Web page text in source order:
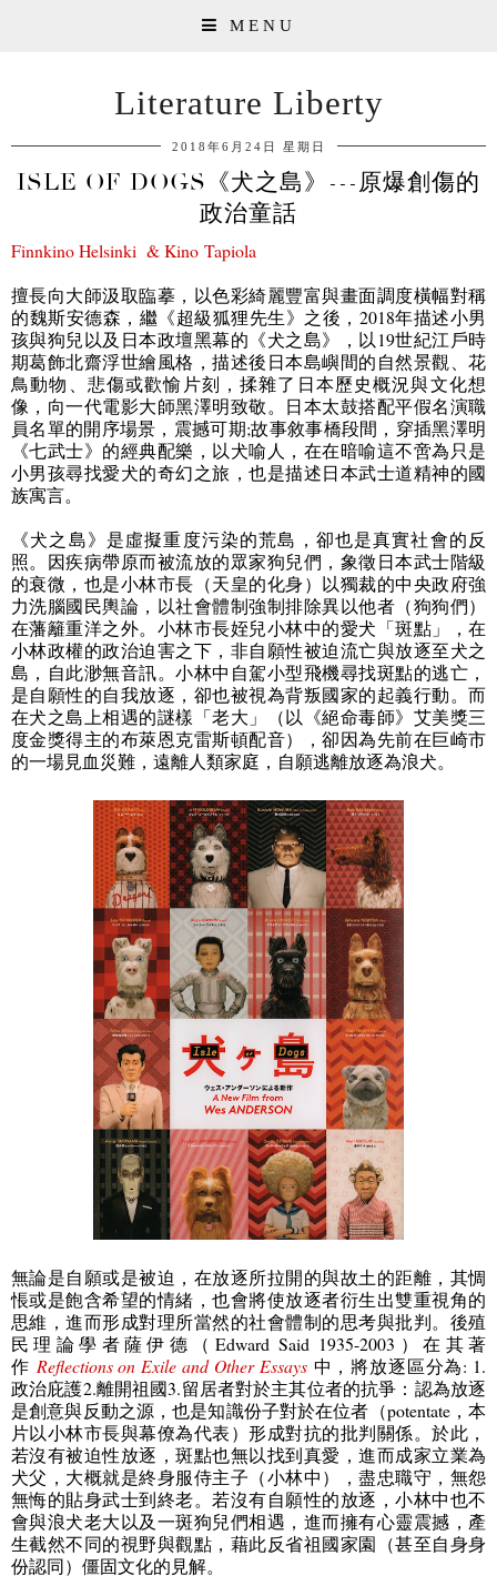
MENU
Literature Liberty
2018年6月24日 星期日
ISLE OF DOGS《犬之島》---原爆創傷的
政治童話
Finnkino Helsinki & Kino Tapiola
擅長向大師汲取臨摹，以色彩綺麗豐富與畫面調度橫幅對稱
的魏斯安德森，繼《超級狐狸先生》之後， 2018年描述小男
孩與狗兒以及日本政壇黑幕的《犬之島》，以 19世紀江戶時
期葛飾北齋浮世繪風格，描述後日本島嶼間的自然景觀、花
鳥動物、悲傷或歡愉片刻，揉雜了日本歷史概況與文化想
像，向一代電影大師黑澤明致敬。日本太鼓搭配平假名演職
員名單的開序場景，震撼可期;故事敘事橋段間，穿插黑澤明
《七武士》的經典配樂，以犬喻人，在在暗喻這不啻為只是
小男孩尋找愛犬的奇幻之旅，也是描述日本武士道精神的國
族寓言。
《犬之島》是虛擬重度污染的荒島，卻也是真實社會的反
照。因疾病帶原而被流放的眾家狗兒們，象徵日本武士階級
的衰微，也是小林市長（天皇的化身）以獨裁的中央政府強
力洗腦國民輿論，以社會體制強制排除異以他者（狗狗們）
在藩籬重洋之外。小林市長姪兒小林中的愛犬「斑點」，在
小林政權的政治迫害之下，非自願性被迫流亡與放逐至犬之
島，自此渺無音訊。小林中自駕小型飛機尋找斑點的逃亡，
是自願性的自我放逐，卻也被視為背叛國家的起義行動。而
在犬之島上相遇的謎樣「老大」（以《絕命毒師》艾美獎三
度金獎得主的布萊恩克雷斯頓配音），卻因為先前在巨崎市
的一場見血災難，遠離人類家庭，自願逃離放逐為浪犬。
無論是自願或是被迫，在放逐所拉開的與故土的距離，其惆
悵或是飽含希望的情緒，也會將使放逐者衍生出雙重視角的
思維，進而形成對理所當然的社會體制的思考與批判。後殖
民理論學者薩伊德（ Edward Said 1935-2003）在其著
作 Reflections on Exile and Other Essays 中，將放逐區分為: 1.
政治庇護2.離開祖國3.留居者對於主其位者的抗爭： 認為放逐
是創意與反動之源，也是知識份子對於在位者（potentate，本
片以小林市長與幕僚為代表）形成對抗的批判關係。於此，
若沒有被迫性放逐，斑點也無以找到真愛，進而成家立業為
犬父，大概就是終身服侍主子（小林中），盡忠職守，無怨
無悔的貼身武士到終老。若沒有自願性的放逐，小林中也不
會與浪犬老大以及一斑狗兒們相遇，進而擁有心靈震撼，產
生截然不同的視野與觀點，藉此反省祖國家園（甚至自身身
份認同）僵固文化的見解。